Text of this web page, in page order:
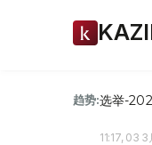
趋势:选举-
11:17, 03